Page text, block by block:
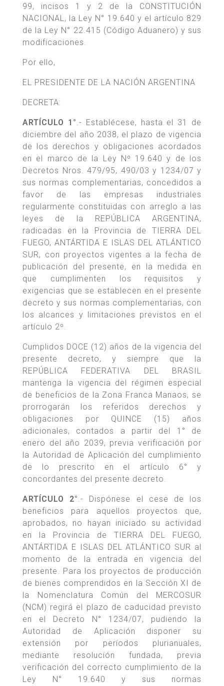
99, incisos 1 y 2 de la CONSTITUCIÓN
NACIONAL, la Ley N° 19.640 y el artículo 829
de la Ley N° 22.415 (Código Aduanero) y sus
modificaciones.
Por ello,
EL PRESIDENTE DE LA NACIÓN ARGENTINA
DECRETA:
ARTÍCULO 1°.- Establécese, hasta el 31 de
diciembre del año 2038, el plazo de vigencia
de los derechos y obligaciones acordados
en el marco de la Ley Nº 19.640 y de los
Decretos Nros. 479/95, 490/03 y 1234/07 y
sus normas complementarias, concedidos a
favor de las empresas industriales
regularmente constituidas con arreglo a las
leyes de la REPÚBLICA ARGENTINA,
radicadas en la Provincia de TIERRA DEL
FUEGO, ANTÁRTIDA E ISLAS DEL ATLÁNTICO
SUR, con proyectos vigentes a la fecha de
publicación del presente, en la medida en
que cumplimenten los requisitos y
exigencias que se establecen en el presente
decreto y sus normas complementarias, con
los alcances y limitaciones previstos en el
artículo 2º.
Cumplidos DOCE (12) años de la vigencia del
presente decreto, y siempre que la
REPÚBLICA FEDERATIVA DEL BRASIL
mantenga la vigencia del régimen especial
de beneficios de la Zona Franca Manaos, se
prorrogarán los referidos derechos y
obligaciones por QUINCE (15) años
adicionales, contados a partir del 1° de
enero del año 2039, previa verificación por
la Autoridad de Aplicación del cumplimiento
de lo prescrito en el artículo 6° y
concordantes del presente decreto.
ARTÍCULO 2°.- Dispónese el cese de los
beneficios para aquellos proyectos que,
aprobados, no hayan iniciado su actividad
en la Provincia de TIERRA DEL FUEGO,
ANTÁRTIDA E ISLAS DEL ATLÁNTICO SUR al
momento de la entrada en vigencia del
presente. Para los proyectos de producción
de bienes comprendidos en la Sección XI de
la Nomenclatura Común del MERCOSUR
(NCM) regirá el plazo de caducidad previsto
en el Decreto N° 1234/07, pudiendo la
Autoridad de Aplicación disponer su
extensión por períodos plurianuales,
mediante resolución fundada, previa
verificación del correcto cumplimiento de la
Ley N° 19.640 y sus normas